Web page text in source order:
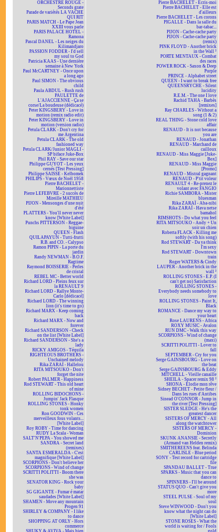
ORCHESTRE ROUGE -
Seconds grate
Parade de variétés LA VACHE
QUI RIT
PARIS MATCH - Le Pape Jean
XXIII vous parle
PARIS PALACE HOTEL -
Ramona
Pascal DANEL - Les neiges du
Kilimandjaro
PASSION FODDER - I'd sell
my soul to God
Patricia KAAS - Une dernière
semaine à New York
Paul McCARTNEY - Once upon
a long ago
Paul SIMON - The obvious
child
Paula ABDUL - Rush rush
PAULETTE de
L'AJACCIENNE - Ça se
corse/La boudeuse (dédicacé)
Peter KINGSBERY - Love in
motion (remix radio edit)
Peter KINGSBERY - Love in
motion (version radio)
Petula CLARK - Don't cry for
me Argentina
Petula CLARK - The old
fashioned way
Petula CLARK/Junior MAGLI -
SP biface Juke-Box
Phil RAY - Save our star
Philippe GUYOT - Les yeux
cernés [Test Pressing]
Philippe SAISSE - Kelbomek
PHILIPS - Vœux de Noël 1958
Pierre BACHELET -
Marionnettiste
Pierre LEFEBVRE - 2 succès de
Mireille MATHIEU
PIJON - Mensonges d'une nuit
d'été
PLATTERS - You'll never never
know [White Label]
Punchs PITTERSON - Reggae-
biguine
QUEEN - Flash
QUILAPAYUN - Tutti-frutti
R.B. and CO. - Calypso
Ramon PIPIN - La porte du
jardin
Randy NEWMAN - B.O.F.
Ragtime
Raymond BOISSERIE - Perles
de cristal
REBEL MC - Better world
Richard LORD - Pleins feux sur
la RENAULT 9
Richard LORD - Rallye Monte-
Carlo [dédicacé]
Richard LORD - The winning
lion (it's time to go)
Richard MARX - Keep coming
back
Richard MARX - Now and
forever
Richard SANDERSON - Check
on the list [White Label]
Richard SANDERSON - She's a
lady
RICKY AMIGOS - Téquila
RIGHTEOUS BROTHERS -
Unchained melody
Rika ZARAÏ - Hallelou
RITA MITSOUKO - Don't
forget the nite
Robert PALMER - Happiness
Rod STEWART - This old heart
of mine
ROLLING BIDOCHONS -
Jumpin' Jack Flasque
ROLLING STONES - Honky
tonk women
Ron GOODWIN - Ces
merveilleux fous volants...
[White Label]
Roy ROBY - Time for dancing
RUDY La Scala - Woman
SALT'N'PEPA - You showed me
SANDRA - Secret land
(remixes)
SANTA ESMERALDA - C'est
magnifique [White Label]
SCORPIONS - Don't believe her
SCORPIONS - Wind of change
SCRITTI POLITTI - Boom there
she was
SENATOR KING - Rock your
baby
SG GIGANTE - Fumar é matar
saudades [White Label]
SHAMEN - Move any mountain
Progen 91
SHIRLEY & COMPANY - I like
to dance
SHOPPING AT ORLY - Hors
commerce
SHUKY & AVIVA - Mais bien
Pierre BACHELET - Écris-moi
Pierre BACHELET - Elle est
d'ailleurs
Pierre BACHELET - Les corons
PIGALLE - Dans la salle du
bar-tabac...
PIJON - Cache-cache party
PIJON - Cache-cache party
(remix)
PINK FLOYD - Another brick
in the Wall ²
PORTE MENTAUX - Combat
des races
POWER ROCK - Saxon & Deep
Purple
PRINCE - Alphabet street
QUEEN - I want to break free
QUEENSRYCHE - Silent
lucidity
R.E.M. - The one I love
Rachid TAHA - Barbès
[remixes]
Ray CHARLES - Without a
song (1 & 2)
REAL THING - Stone cold love
affair
RENAUD - It is not because
you are
RENAUD - Jonathan
RENAUD - Marchand de
cailloux
RENAUD - Miss Maggie [Juke-
Box]
RENAUD - Miss Maggie
[Promo]
RENAUD - Mistral gagnant
RENAUD - P'tit voleur
RENAULT 4 - Re-prenez le
volant avec FANGIO
Richie SAMBORA - Mister
bluesman
Rika ZARAÏ - Aba-nibi
Rika ZARAÏ - Hava netse
bamahol
RIMSHOTS - Do what you feel
RITA MITSOUKO - Andy + Un
soir un chien
Roberta FLACK - Killing me
softly (with his song)
Rod STEWART - Da ya think
I'm sexy
Rod STEWART - Downtown
train
Roger WATERS & Cindy
LAUPER - Another brick in the
wall ²
ROLLING STONES - E.P. (I
can't get no) Satisfaction
ROLLING STONES -
Everybody needs somebody to
love
ROLLING STONES - Paint It,
Black
ROMANCE - Dance my way to
your heart
Rose LAURENS - Africa
ROXY MUSIC - Avalon
RUN DMC - Walk this way
SCORPIONS - Wind of change
(maxi)
SCRITTI POLITTI - Lover to
fall
SEPTEMBER - Cry for you
Serge GAINSBOURG - Love on
the beat
Serge GAINSBOURG & Eddy
MITCHELL - Vieille canaille
SHEILA - Spacer remix 98 ²
SHONA - Elodie mon rêve
Sidney BECHET - Petite fleur /
Dans les rues d'Antibes
Sinead O'CONNOR - Jump in
the river [Test Pressing]
SISTER SLEDGE - He's the
greatest dancer
SISTERS OF MERCY - All
along the watchtower
SISTERS OF MERCY -
Dominion
SKUNK ANANSIE - Secretly
(Armand van Helden remix)
SMITHEREENS feat. Belinda
CARLISLE - Blue period
SONY - Test record for cartridge
file
SPANDAU BALLET - True
SPARKS - Music that you can
dance to
SPINNERS - I'll be around
STATUS QUO - Can't give you
more
STEEL PULSE - Soul of my
soul
Steve WINWOOD - Don't you
know what the night can do
[White Label]
STONE ROSES - What the
world is waiting for / Fools
gold